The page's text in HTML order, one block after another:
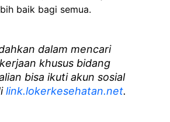
baik bagi semua.
dalam mencari
khusus bidang
bisa ikuti akun sosial
link.lokerkesehatan.net.